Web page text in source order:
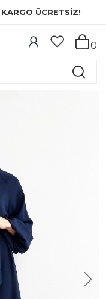
KARGO ÜCRETSİZ!
0